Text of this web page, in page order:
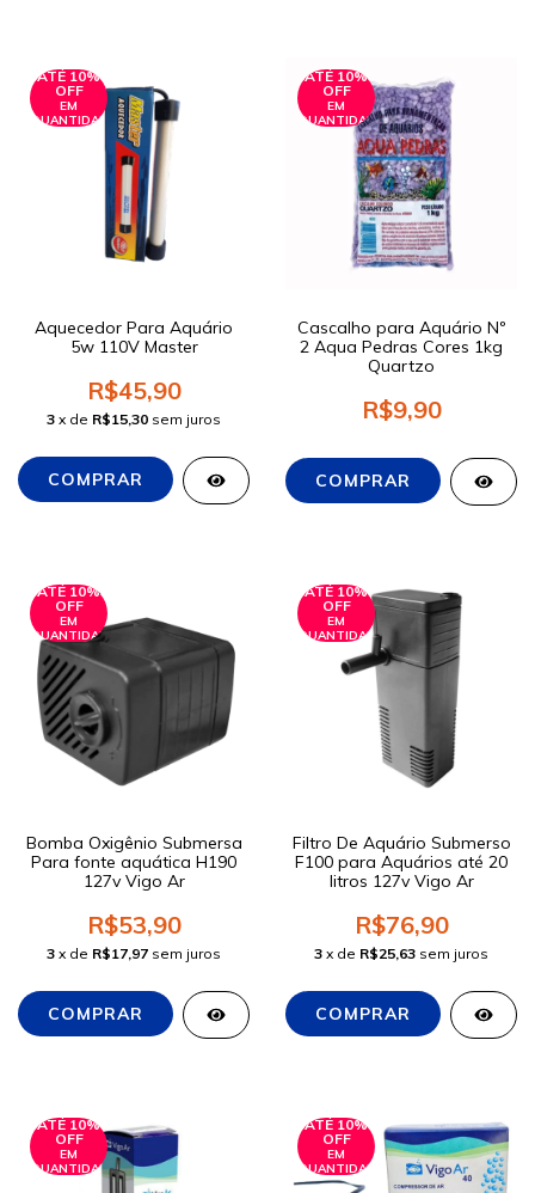
ATÉ 10%
OFF
EM
QUANTIDADE
Aquecedor Para Aquário
5w 110V Master
R$45,90
3 x de R$15,30 sem juros
ATÉ 10%
OFF
EM
QUANTIDADE
Cascalho para Aquário Nº
2 Aqua Pedras Cores 1kg
Quartzo
R$9,90
ATÉ 10%
OFF
EM
QUANTIDADE
Bomba Oxigênio Submersa
Para fonte aquática H190
127v Vigo Ar
R$53,90
3 x de R$17,97 sem juros
ATÉ 10%
OFF
EM
QUANTIDADE
Filtro De Aquário Submerso
F100 para Aquários até 20
litros 127v Vigo Ar
R$76,90
3 x de R$25,63 sem juros
ATÉ 10%
OFF
EM
QUANTIDADE
ATÉ 10%
OFF
EM
QUANTIDADE